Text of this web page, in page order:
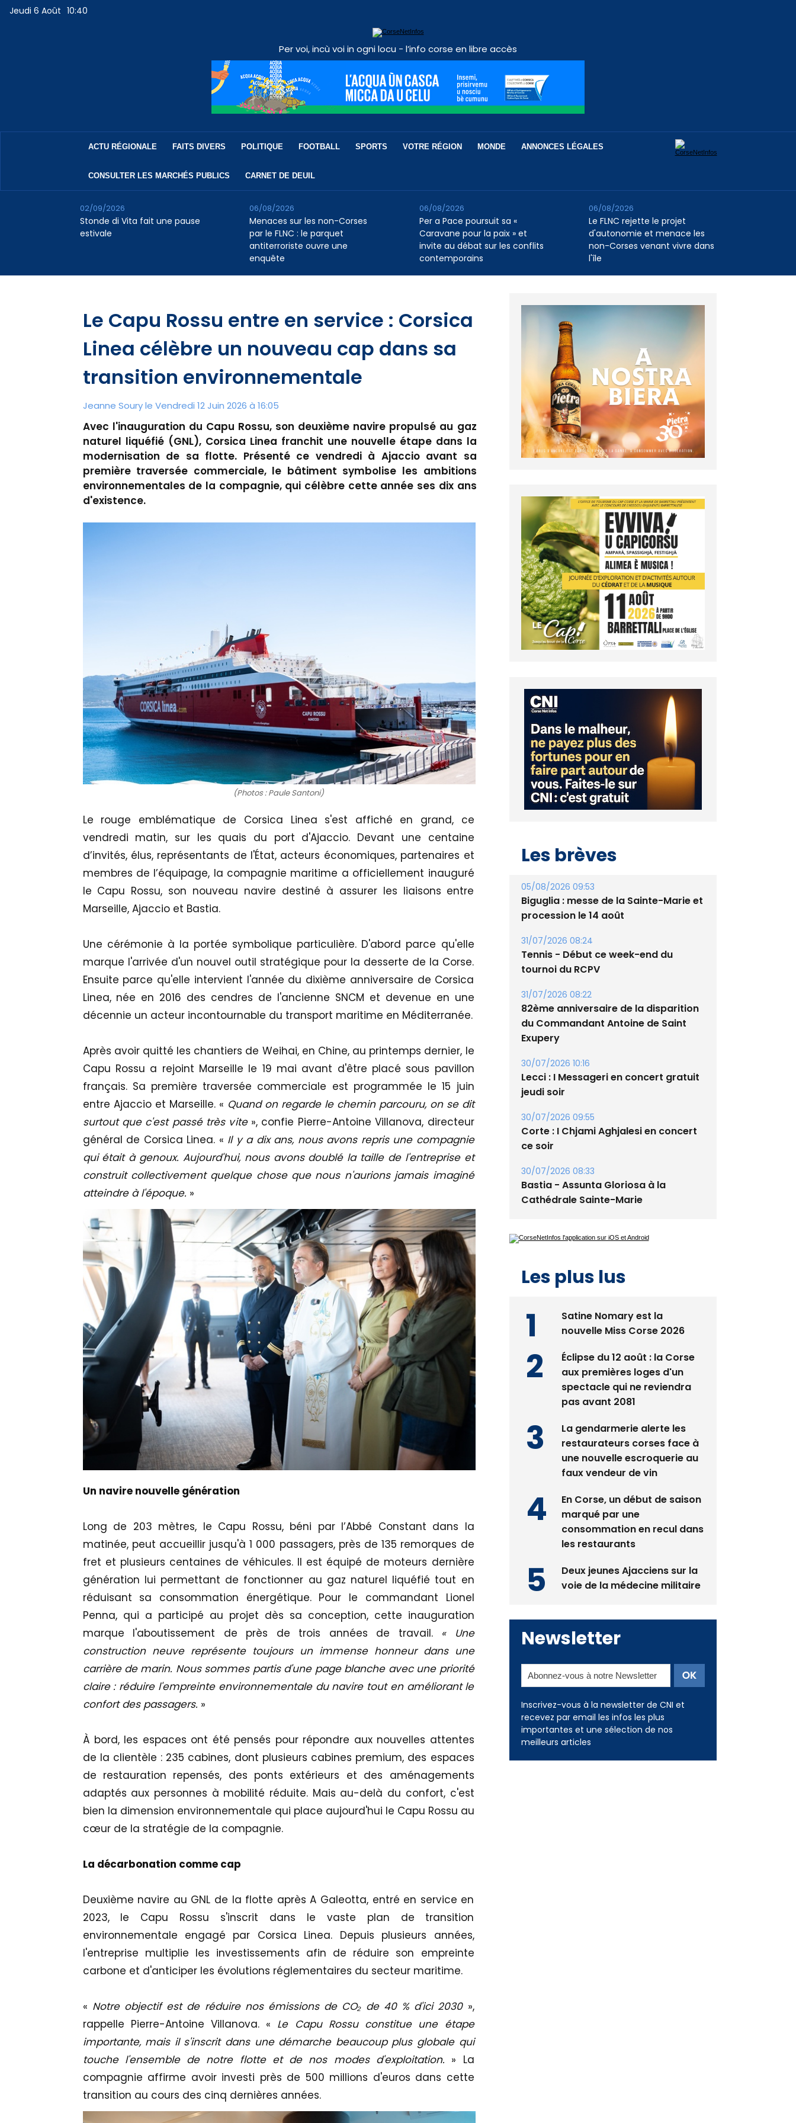
Jeudi 6 Août 10:40
Per voi, incù voi in ogni locu - l’info corse en libre accès
ACTU RÉGIONALE FAITS DIVERS POLITIQUE FOOTBALL SPORTS VOTRE RÉGION MONDE ANNONCES LÉGALES
CONSULTER LES MARCHÉS PUBLICS CARNET DE DEUIL
Stonde di Vita fait une pause
estivale
02/09/2026
Menaces sur les non-Corses
par le FLNC : le parquet
antiterroriste ouvre une
enquête
06/08/2026
Per a Pace poursuit sa «
Caravane pour la paix » et
invite au débat sur les conflits
contemporains
06/08/2026
Le FLNC rejette le projet
d'autonomie et menace les
non-Corses venant vivre dans
l'île
06/08/2026
Le Capu Rossu entre en service : Corsica
Linea célèbre un nouveau cap dans sa
transition environnementale
Jeanne Soury le Vendredi 12 Juin 2026 à 16:05
Avec l'inauguration du Capu Rossu, son deuxième navire propulsé au gaz
naturel liquéfié (GNL), Corsica Linea franchit une nouvelle étape dans la
modernisation de sa flotte. Présenté ce vendredi à Ajaccio avant sa
première traversée commerciale, le bâtiment symbolise les ambitions
environnementales de la compagnie, qui célèbre cette année ses dix ans
d'existence.
(Photos : Paule Santoni)
Le rouge emblématique de Corsica Linea s'est affiché en grand, ce
vendredi matin, sur les quais du port d'Ajaccio. Devant une centaine
d’invités, élus, représentants de l'État, acteurs économiques, partenaires et
membres de l’équipage, la compagnie maritime a officiellement inauguré
le Capu Rossu, son nouveau navire destiné à assurer les liaisons entre
Marseille, Ajaccio et Bastia.
Une cérémonie à la portée symbolique particulière. D'abord parce qu'elle
marque l'arrivée d'un nouvel outil stratégique pour la desserte de la Corse.
Ensuite parce qu'elle intervient l'année du dixième anniversaire de Corsica
Linea, née en 2016 des cendres de l'ancienne SNCM et devenue en une
décennie un acteur incontournable du transport maritime en Méditerranée.
Après avoir quitté les chantiers de Weihai, en Chine, au printemps dernier, le
Capu Rossu a rejoint Marseille le 19 mai avant d'être placé sous pavillon
français. Sa première traversée commerciale est programmée le 15 juin
entre Ajaccio et Marseille. « Quand on regarde le chemin parcouru, on se dit
surtout que c'est passé très vite», confie Pierre-Antoine Villanova, directeur
général de Corsica Linea. « Il y a dix ans, nous avons repris une compagnie
qui était à genoux. Aujourd'hui, nous avons doublé la taille de l'entreprise et
construit collectivement quelque chose que nous n'aurions jamais imaginé
atteindre à l'époque. »
Un navire nouvelle génération
Long de 203 mètres, le Capu Rossu, béni par l’Abbé Constant dans la
matinée, peut accueillir jusqu'à 1 000 passagers, près de 135 remorques de
fret et plusieurs centaines de véhicules. Il est équipé de moteurs dernière
génération lui permettant de fonctionner au gaz naturel liquéfié tout en
réduisant sa consommation énergétique. Pour le commandant Lionel
Penna, qui a participé au projet dès sa conception, cette inauguration
marque l'aboutissement de près de trois années de travail. « Une
construction neuve représente toujours un immense honneur dans une
carrière de marin. Nous sommes partis d'une page blanche avec une priorité
claire : réduire l'empreinte environnementale du navire tout en améliorant le
confort des passagers. »
À bord, les espaces ont été pensés pour répondre aux nouvelles attentes
de la clientèle : 235 cabines, dont plusieurs cabines premium, des espaces
de restauration repensés, des ponts extérieurs et des aménagements
adaptés aux personnes à mobilité réduite. Mais au-delà du confort, c'est
bien la dimension environnementale qui place aujourd'hui le Capu Rossu au
cœur de la stratégie de la compagnie.
La décarbonation comme cap
Deuxième navire au GNL de la flotte après A Galeotta, entré en service en
2023, le Capu Rossu s'inscrit dans le vaste plan de transition
environnementale engagé par Corsica Linea. Depuis plusieurs années,
l'entreprise multiplie les investissements afin de réduire son empreinte
carbone et d'anticiper les évolutions réglementaires du secteur maritime.
« Notre objectif est de réduire nos émissions de CO₂ de 40 % d'ici 2030 »,
rappelle Pierre-Antoine Villanova. « Le Capu Rossu constitue une étape
importante, mais il s'inscrit dans une démarche beaucoup plus globale qui
touche l'ensemble de notre flotte et de nos modes d'exploitation. » La
compagnie affirme avoir investi près de 500 millions d'euros dans cette
transition au cours des cinq dernières années.
Les brèves
05/08/2026 09:53
procession le 14 août
31/07/2026 08:24
tournoi du RCPV
31/07/2026 08:22
82ème anniversaire de la disparition
Exupery
30/07/2026 10:16
jeudi soir
30/07/2026 09:55
ce soir
30/07/2026 08:33
nouvelle Miss Corse 2026
Éclipse du 12 août : la Corse
aux premières loges d'un
pas avant 2081
La gendarmerie alerte les
restaurateurs corses face à
faux vendeur de vin
En Corse, un début de saison
marqué par une
les restaurants
Newsletter
Inscrivez-vous à la newsletter de CNI et
recevez par email les infos les plus